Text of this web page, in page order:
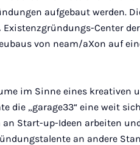
aufgebaut werden.
Existenzgründungs-Center
von neam/aXon auf
im Sinne eines kreativen
die „garage33“ eine weit
Start-up-Ideen arbeiten
an andere